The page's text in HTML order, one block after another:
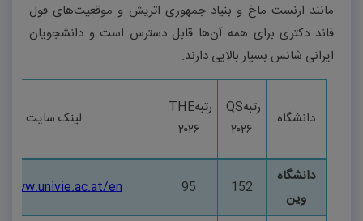
مانند ارنست ماخ و بنیاد جمهوری اتریش و موقعیت‌های فول
فاند دکتری برای همه آن‌ها قابل دسترس است و دانشجویان
ایرانی شانس بسیار بالایی دارند.
دانشگاه
رتبهQS
۲۰۲۶
رتبهTHE
۲۰۲۶
لینک سایت
دانشگاه
وین
152
95
en/